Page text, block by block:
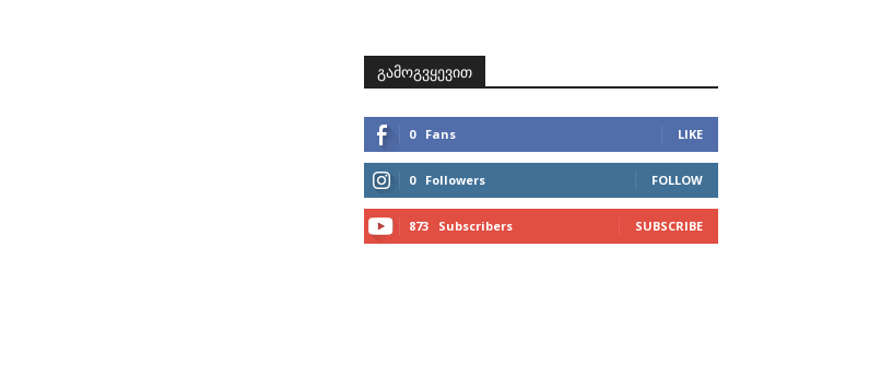
გამოგვყევით
0 Fans LIKE
0 Followers FOLLOW
873 Subscribers SUBSCRIBE